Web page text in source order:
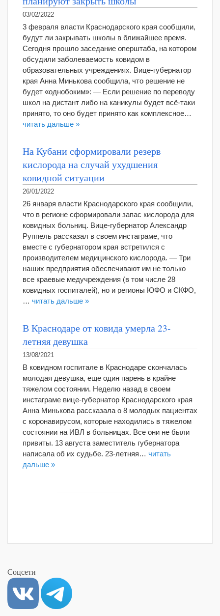
03/02/2022
3 февраля власти Краснодарского края сообщили,
будут ли закрывать школы в ближайшее время.
Сегодня прошло заседание оперштаба, на котором
обсудили заболеваемость ковидом в
образовательных учреждениях. Вице-губернатор
края Анна Минькова сообщила, что решение не
будет «однобоким»: — Если решение по переводу
школ на дистант либо на каникулы будет всё-таки
принято, то оно будет принято как комплексное…
читать дальше »
На Кубани сформировали резерв
кислорода на случай ухудшения
ковидной ситуации
26/01/2022
26 января власти Краснодарского края сообщили,
что в регионе сформировали запас кислорода для
ковидных больниц. Вице-губернатор Александр
Руппель рассказал в своем инстаграме, что
вместе с губернатором края встретился с
производителем медицинского кислорода. — Три
наших предприятия обеспечивают им не только
все краевые медучреждения (в том числе 28
ковидных госпиталей), но и регионы ЮФО и СКФО,
… читать дальше »
В Краснодаре от ковида умерла 23-
летняя девушка
13/08/2021
В ковидном госпитале в Краснодаре скончалась
молодая девушка, еще один парень в крайне
тяжелом состоянии. Неделю назад в своем
инстаграме вице-губернатор Краснодарского края
Анна Минькова рассказала о 8 молодых пациентах
с коронавирусом, которые находились в тяжелом
состоянии на ИВЛ в больницах. Все они не были
привиты. 13 августа заместитель губернатора
написала об их судьбе. 23-летняя… читать
дальше »
Соцсети